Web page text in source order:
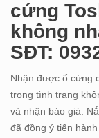
cứng
không
SĐT:
Nhận được ổ cứng
trong tình trạng
và nhận báo giá.
đã đồng ý tiến